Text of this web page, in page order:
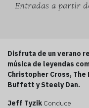
Entradas a partir
Disfruta de un verano
música de leyendas
Christopher Cross,
Buffett y Steely Dan.
Jeff Tyzik Conduce